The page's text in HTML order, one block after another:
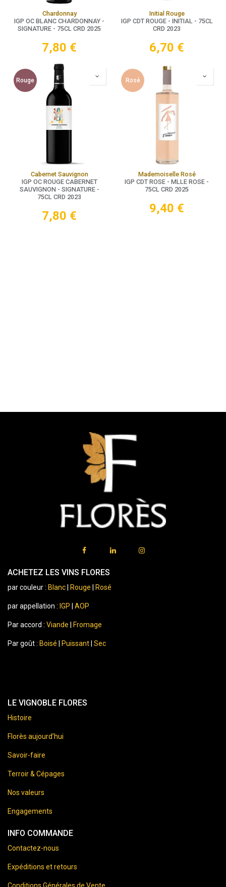
Chardonnay
IGP OC BLANC CHARDONNAY -
SIGNATURE - 75CL CRD 2025
7,80 €
Initial Rouge
IGP CDT ROUGE - INITIAL - 75CL
CRD 2023
6,70 €
Rouge
Cabernet Sauvignon
IGP OC ROUGE CABERNET
SAUVIGNON - SIGNATURE -
75CL CRD 2023
7,80 €
Rosé
Mademoiselle Rosé
IGP CDT ROSE - MLLE ROSE -
75CL CRD 2025
9,40 €
ACHETEZ LES VINS FLORES
par couleur : Blanc Rouge Rosé
par appellation : IGP AOP
Par accord : Viande Fromage
Par goût : Boisé Puissant Sec
LE VIGNOBLE FLORES
Histoire
Florès aujourd’hui
Savoir-faire
Terroir & Cépages
Nos valeurs
Engagements
INFO COMMANDE
Contactez-nous
Expéditions et retours